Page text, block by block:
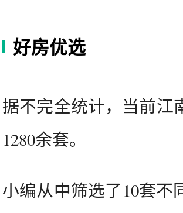
好房优选
据不完全统计，当前江
1280余套。
小编从中筛选了10套